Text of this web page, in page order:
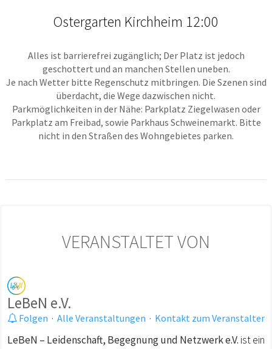
Ostergarten Kirchheim 12:00
Alles ist barrierefrei zugänglich; Der Platz ist jedoch
geschottert und an manchen Stellen uneben.
Je nach Wetter bitte Regenschutz mitbringen. Die Szenen sind
überdacht, die Wege dazwischen nicht.
Parkmöglichkeiten in der Nähe: Parkplatz Ziegelwasen oder
Parkplatz am Freibad, sowie Parkhaus Schweinemarkt. Bitte
nicht in den Straßen des Wohngebietes parken.
VERANSTALTET VON
LeBeN e.V.
Folgen · Alle Veranstaltungen · Kontakt zum Veranstalter
LeBeN – Leidenschaft, Begegnung und Netzwerk e.V. ist ein